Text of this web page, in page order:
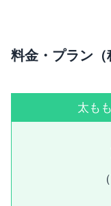
料金・プラン（
太も